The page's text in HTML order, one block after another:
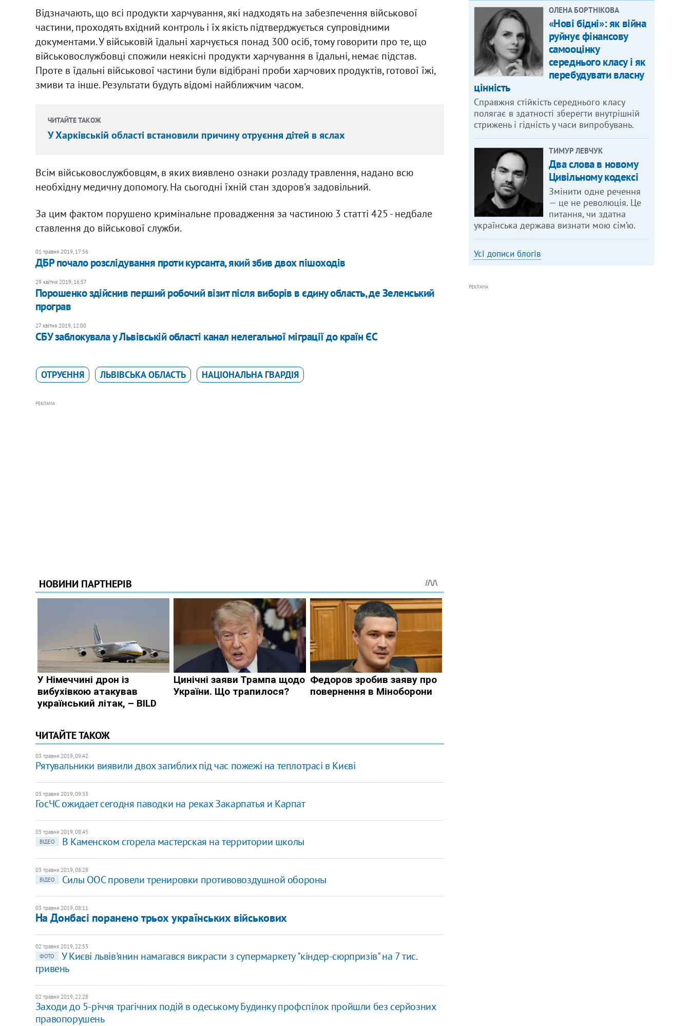
Відзначають, що всі продукти харчування, які надходять на забезпечення військової
частини, проходять вхідний контроль і їх якість підтверджується супровідними
документами. У військовій їдальні харчується понад 300 осіб, тому говорити про те, що
військовослужбовці спожили неякісні продукти харчування в їдальні, немає підстав.
Проте в їдальні військової частини були відібрані проби харчових продуктів, готової їжі,
змиви та інше. Результати будуть відомі найближчим часом.
ЧИТАЙТЕ ТАКОЖ
У Харківській області встановили причину отруєння дітей в яслах
Всім військовослужбовцям, в яких виявлено ознаки розладу травлення, надано всю
необхідну медичну допомогу. На сьогодні їхній стан здоров'я задовільний.
За цим фактом порушено кримінальне провадження за частиною 3 статті 425 - недбале
ставлення до військової служби.
01 травня 2019, 17:56
ДБР почало розслідування проти курсанта, який збив двох пішоходів
29 квітня 2019, 16:57
Порошенко здійснив перший робочий візит після виборів в єдину область, де Зеленський
програв
27 квітня 2019, 12:00
СБУ заблокувала у Львівській області канал нелегальної міграції до країн ЄС
ОТРУЄННЯ ЛЬВІВСЬКА ОБЛАСТЬ НАЦІОНАЛЬНА ГВАРДІЯ
РЕКЛАМА
ЧИТАЙТЕ ТАКОЖ
03 травня 2019, 09:42
Рятувальники виявили двох загиблих під час пожежі на теплотрасі в Києві
03 травня 2019, 09:33
ГосЧС ожидает сегодня паводки на реках Закарпатья и Карпат
03 травня 2019, 08:45
ВІДЕО
В Каменском сгорела мастерская на территории школы
03 травня 2019, 08:28
ВІДЕО
Силы ООС провели тренировки противовоздушной обороны
03 травня 2019, 08:11
На Донбасі поранено трьох українських військових
02 травня 2019, 22:53
ФОТО
У Києві львів'янин намагався викрасти з супермаркету "кіндер-сюрпризів" на 7 тис.
гривень
02 травня 2019, 22:28
Заходи до 5-річчя трагічних подій в одеському Будинку профспілок пройшли без серйозних
правопорушень
ОЛЕНА БОРТНІКОВА
«Нові бідні»: як війна
руйнує фінансову
самооцінку
середнього класу і як
перебудувати власну
цінність
Справжня стійкість середнього класу
полягає в здатності зберегти внутрішній
стрижень і гідність у часи випробувань.
ТИМУР ЛЕВЧУК
Два слова в новому
Цивільному кодексі
Змінити одне речення
— це не революція. Це
питання, чи здатна
українська держава визнати мою сім’ю.
Усі дописи блогів
РЕКЛАМА